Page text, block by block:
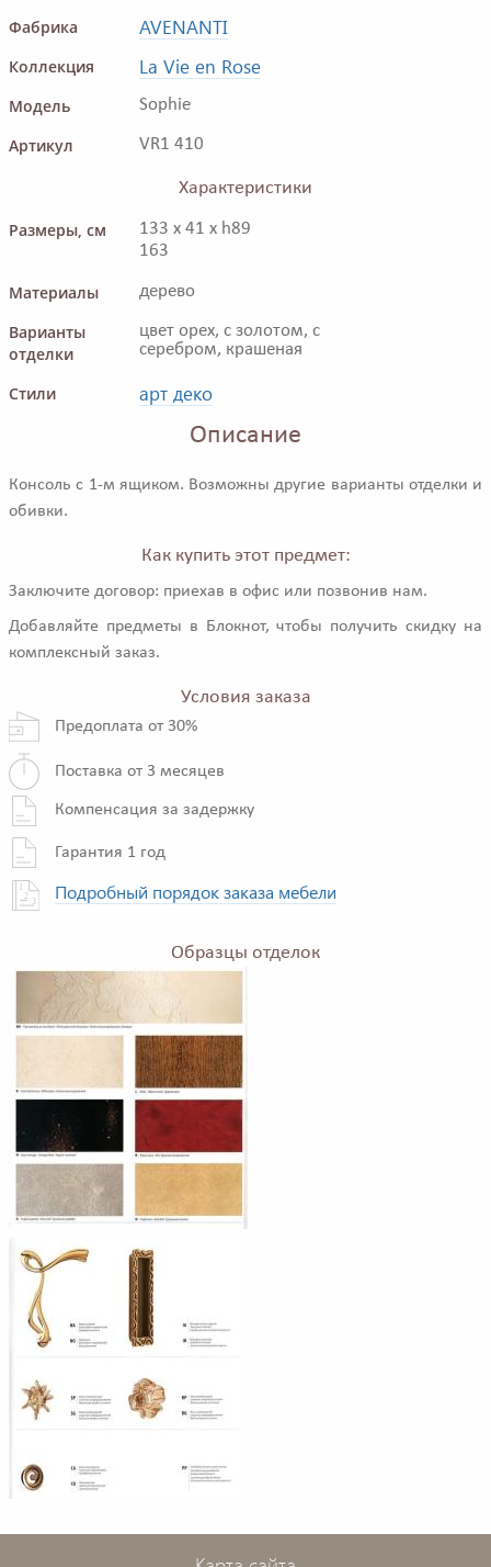
Фабрика AVENANTI
Коллекция La Vie en Rose
Модель Sophie
Артикул VR1 410
Характеристики
Размеры, см
133 x 41 x h89
163
Материалы дерево
Варианты
отделки
цвет орех, с золотом, с
серебром, крашеная
Стили арт деко
Описание
Консоль с 1-м ящиком. Возможны другие варианты отделки и
обивки.
Как купить этот предмет:
Заключите договор: приехав в офис или позвонив нам.
Добавляйте предметы в Блокнот, чтобы получить скидку на
комплексный заказ.
Условия заказа
Предоплата от 30%
Поставка от 3 месяцев
Компенсация за задержку
Гарантия 1 год
Подробный порядок заказа мебели
Образцы отделок